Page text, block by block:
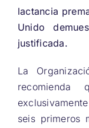
lactancia
Unido
justificada.
La
seis primeros